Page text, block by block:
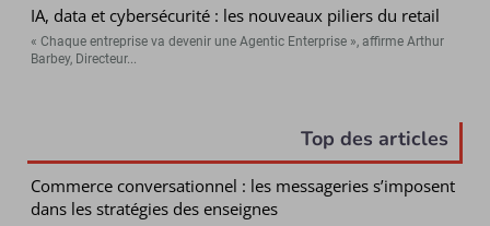
IA, data et cybersécurité : les nouveaux piliers du retail
« Chaque entreprise va devenir une Agentic Enterprise », affirme Arthur
Barbey, Directeur...
Top des articles
Commerce conversationnel : les messageries s’imposent
dans les stratégies des enseignes